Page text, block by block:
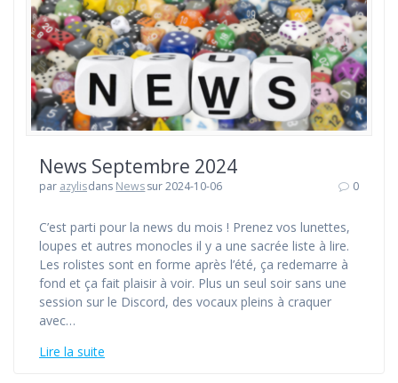
News Septembre 2024
par azylisdans Newssur 2024-10-06 0
C’est parti pour la news du mois ! Prenez vos lunettes,
loupes et autres monocles il y a une sacrée liste à lire.
Les rolistes sont en forme après l’été, ça redemarre à
fond et ça fait plaisir à voir. Plus un seul soir sans une
session sur le Discord, des vocaux pleins à craquer
avec…
Lire la suite